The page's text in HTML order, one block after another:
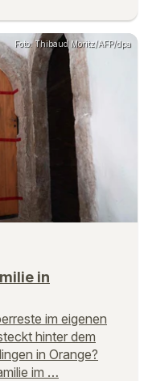
Foto: Thibaud Moritz/AFP/dpa
in
im eigenen
hinter dem
in Orange?
im …